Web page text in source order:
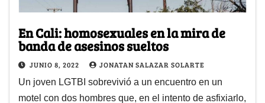
En Cali: homosexuales en la mira de
banda de asesinos sueltos
JUNIO 8, 2022 JONATAN SALAZAR SOLARTE
Un joven LGTBI sobrevivió a un encuentro en un
motel con dos hombres que, en el intento de asfixiarlo,